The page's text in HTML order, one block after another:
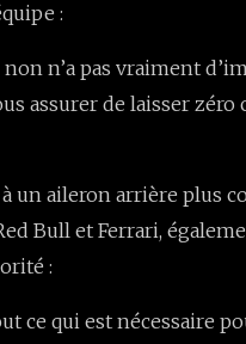
:
n’a pas vraiment
assurer de laisser zéro
un aileron arrière plus
Bull et Ferrari,
:
ce qui est nécessaire